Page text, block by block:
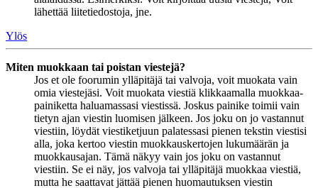
lähettää liitetiedostoja, jne.
Ylös
Miten muokkaan tai poistan viestejä?
Jos et ole foorumin ylläpitäjä tai valvoja, voit muokata vain
omia viestejäsi. Voit muokata viestiä klikkaamalla muokkaa-
painiketta haluamassasi viestissä. Joskus painike toimii vain
tietyn ajan viestin luomisen jälkeen. Jos joku on jo vastannut
viestiin, löydät viestiketjuun palatessasi pienen tekstin viestisi
alla, joka kertoo viestin muokkauskertojen lukumäärän ja
muokkausajan. Tämä näkyy vain jos joku on vastannut
viestiin. Se ei näy, jos valvoja tai ylläpitäjä muokkaa viestiä,
mutta he saattavat jättää pienen huomautuksen viestin